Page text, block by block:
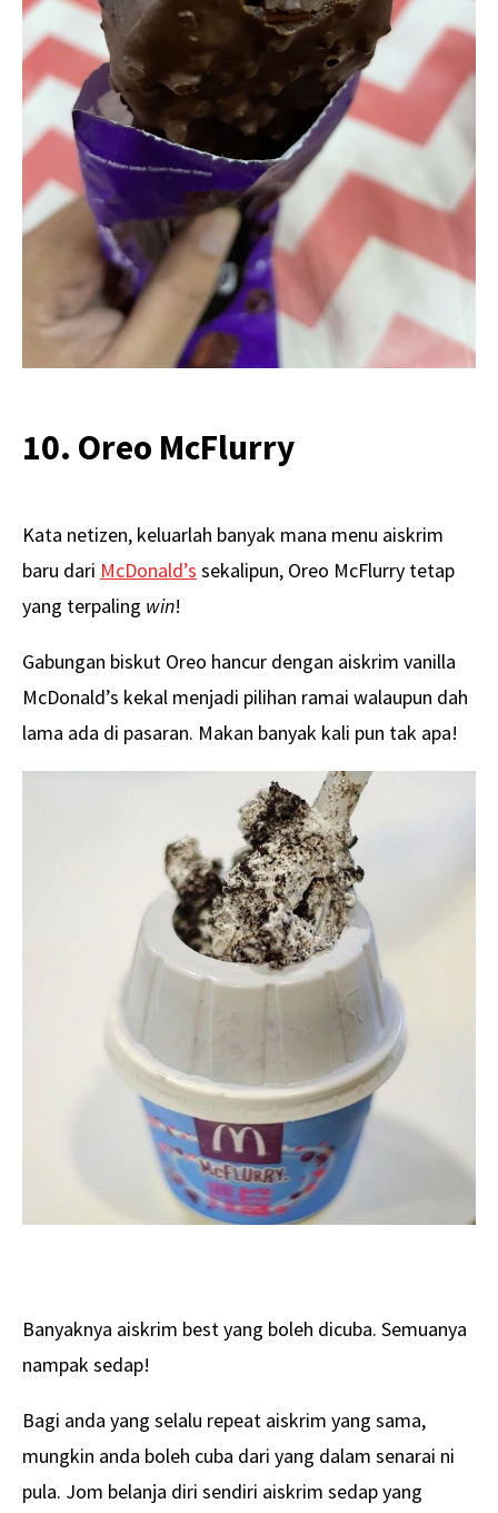
10. Oreo McFlurry
Kata netizen, keluarlah banyak mana menu aiskrim
baru dari McDonald’s sekalipun, Oreo McFlurry tetap
yang terpaling win!
Gabungan biskut Oreo hancur dengan aiskrim vanilla
McDonald’s kekal menjadi pilihan ramai walaupun dah
lama ada di pasaran. Makan banyak kali pun tak apa!
Banyaknya aiskrim best yang boleh dicuba. Semuanya
nampak sedap!
Bagi anda yang selalu repeat aiskrim yang sama,
mungkin anda boleh cuba dari yang dalam senarai ni
pula. Jom belanja diri sendiri aiskrim sedap yang